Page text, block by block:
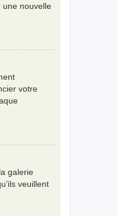
une nouvelle
votre
galerie
veuillent